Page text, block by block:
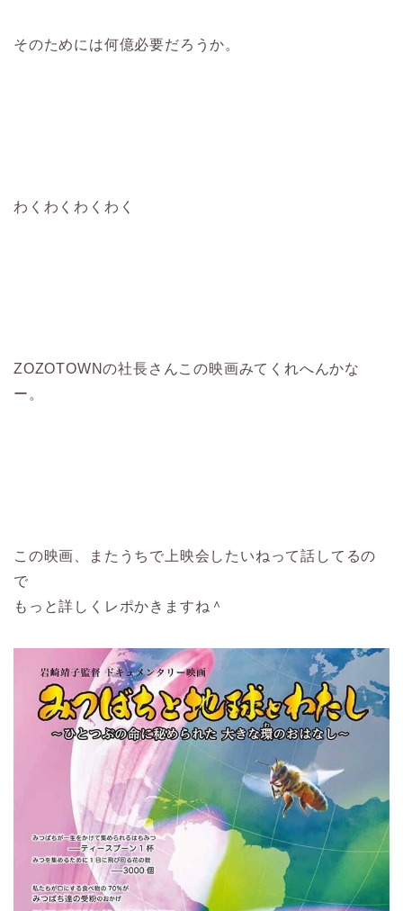
そのためには何億必要だろうか。
わくわくわくわく
ZOZOTOWNの社長さんこの映画みてくれへんかな
ー。
この映画、またうちで上映会したいねって話してるの
で
もっと詳しくレポかきますね＾